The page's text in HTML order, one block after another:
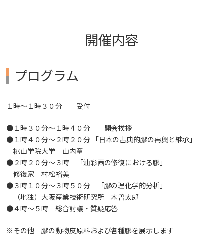
開催内容
プログラム
１時～１時３０分 受付
●１時３０分～１時４０分 開会挨拶
●１時４０分～２時２０分 「日本の古典的膠の再興と継承」
桃山学院大学 山内章
●２時２０分～３時 「油彩画の修復における膠」
修復家 村松裕美
●３時１０分～３時５０分 「膠の理化学的分析」
（地独）大阪産業技術研究所 木曽太郎
●４時～５時 総合討議・質疑応答
※その他 膠の動物皮原料および各種膠を展示します